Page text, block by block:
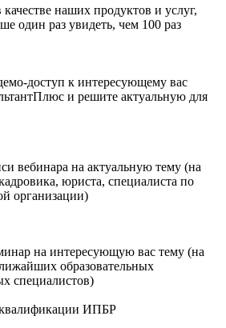
наших продуктов и услуг,
один раз увидеть, чем 100 раз
доступ к интересующему вас
и решите актуальную для
вебинара на актуальную тему (на
юриста, специалиста по
организации)
на интересующую вас тему (на
образовательных
специалистов)
ИПБР